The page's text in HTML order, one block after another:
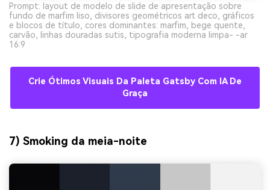
Prompt: layout de modelo de slide de apresentação sobre
fundo de marfim liso, divisores geométricos art deco, gráficos
e blocos de título, cores dominantes: marfim, bege quente,
carvão, linhas douradas sutis, tipografia moderna limpa- -ar
16:9
Crie Ótimos Visuais Da Paleta Gatsby Com IA De
Graça
7) Smoking da meia-noite